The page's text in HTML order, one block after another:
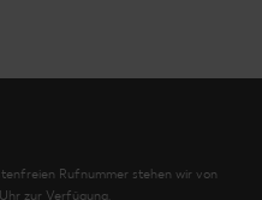
Rufnummer stehen wir von
zur Verfügung.